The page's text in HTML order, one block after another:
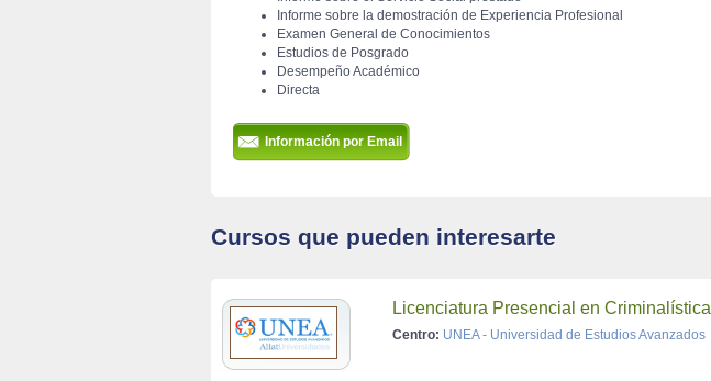
Informe sobre la demostración de Experiencia Profesional
Examen General de Conocimientos
Estudios de Posgrado
Desempeño Académico
Directa
Información por Email
Cursos que pueden interesarte
Licenciatura Presencial en Criminalística
Centro: UNEA - Universidad de Estudios Avanzados